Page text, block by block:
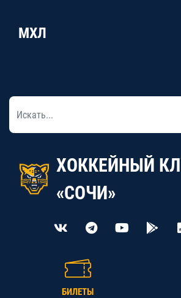
МХЛ
ХОККЕЙНЫЙ
«СОЧИ»
БИЛЕТЫ